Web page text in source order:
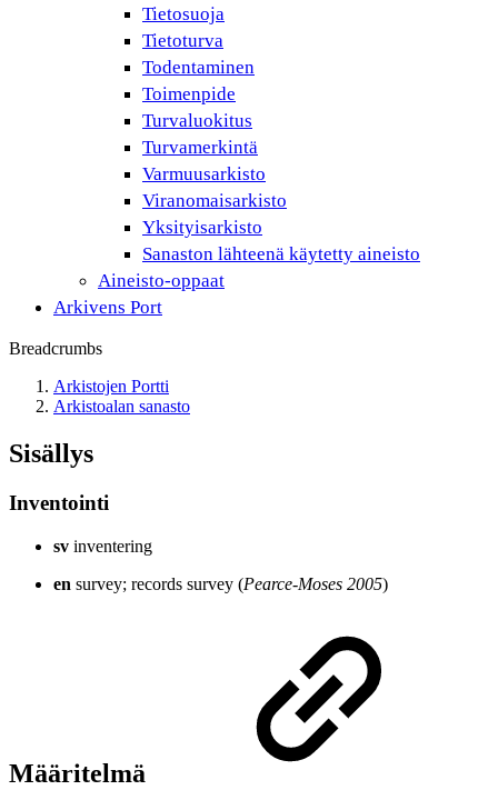
Tietosuoja
Tietoturva
Todentaminen
Toimenpide
Turvaluokitus
Turvamerkintä
Varmuusarkisto
Viranomaisarkisto
Yksityisarkisto
Sanaston lähteenä käytetty aineisto
Aineisto-oppaat
Arkivens Port
Breadcrumbs
Arkistojen Portti
Arkistoalan sanasto
Sisällys
Inventointi
sv inventering
en survey; records survey (Pearce-Moses 2005)
Määritelmä